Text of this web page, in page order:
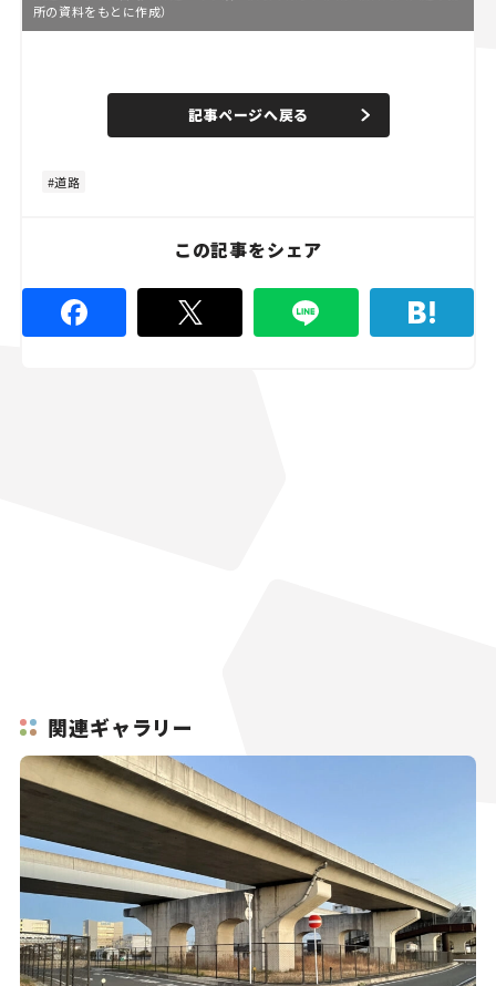
所の資料をもとに作成）
n
e
d
%
記事ページへ戻る
道路
この記事をシェア
関連ギャラリー